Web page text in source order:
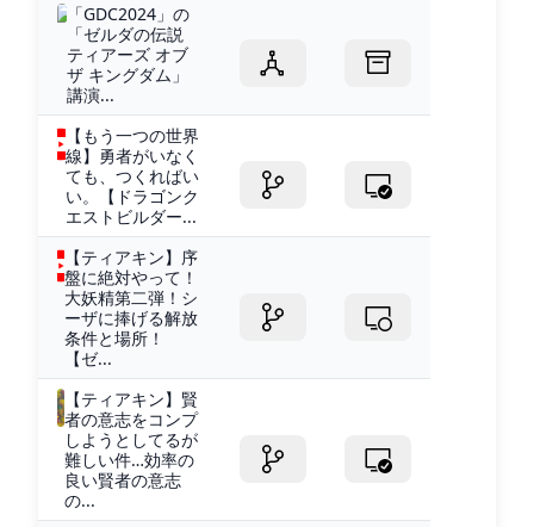
「GDC2024」の
「ゼルダの伝説
ティアーズ オブ
ザ キングダム」
講演...
【もう一つの世界
線】勇者がいなく
ても、つくればい
い。【ドラゴンク
エストビルダー...
【ティアキン】序
盤に絶対やって！
大妖精第二弾！シ
ーザに捧げる解放
条件と場所！
【ゼ...
【ティアキン】賢
者の意志をコンプ
しようとしてるが
難しい件…効率の
良い賢者の意志
の...